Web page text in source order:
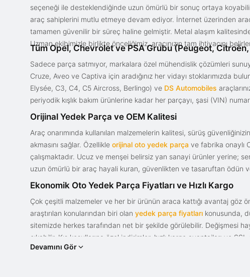
seçeneği ile desteklendiğinde uzun ömürlü bir sonuç ortaya
araç sahiplerini mutlu etmeye devam ediyor. İnternet üzerinden
tamamen güvenilir bir süreç haline gelmiştir. Metal alaşım
Uzman ekibimizle birlikte önceliğimiz, aracınızın tam ihtiyacını
Tüm Opel, Chevrolet ve PSA Grubu (Peugeot,
Sadece parça satmıyor, markalara özel mühendislik çözümleri
Cruze, Aveo ve Captiva için aradığınız her vidayı stoklarımızda
Elysée, C3, C4, C5 Aircross, Berlingo) ve DS Automobiles
periyodik kışlık bakım ürünlerine kadar her parçayı, şasi (VIN)
Orijinal Yedek Parça ve OEM Kalitesi
Araç onarımında kullanılan malzemelerin kalitesi, sürüş
akmasını sağlar. Özellikle orijinal oto yedek parça ve fabrika onaylı
çalışmaktadır. Ucuz ve menşei belirsiz yan sanayi ürünler yerine;
uzun ömürlü bir araç hayali kuran, güvenlikten ve tasaruftan ödün
Ekonomik Oto Yedek Parça Fiyatları ve Hızlı Kargo
Çok çeşitli malzemeler ve her bir ürünün araca kattığı avantaj göz
araştırılan konularından biri olan yedek parça fiyatları konusunda,
sitemizde herkes tarafından net bir şekilde görülebilir. Değişmesi
çıkabilir. Kış koşullarına özel indirimler, hızlı kargo avantajları ve
bir tasarım ve güce sahip olan aracınızın değerini korumak,
Devamını Gör